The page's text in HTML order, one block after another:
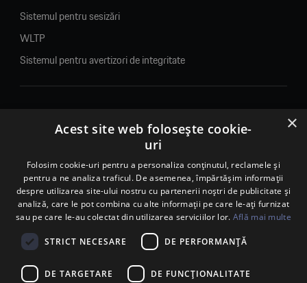
Sistemul pentru sesizări
WLTP
Sistemul pentru avertizori de integritate
© 2026. Porsche Inter Auto Romania. Toate drepturile rezervate.
Porsche Inter Auto Romania SRL
RO22188461 J2007002067233
B-dul Pipera, nr. 2, Sala 1, Etaj 2, Voluntari, jud.Ilfov - sediu
social
B-dul Pipera, nr. 1/X, Centrul Porsche București – PCB,
Voluntari, jud. Ilfov – punct de lucru
Calea Lugojului, nr. 136, loc. Ghiroda, jud. Timiș – punct de
×
Acest site web folosește cookie-
uri
Folosim cookie-uri pentru a personaliza conținutul, reclamele și
pentru a ne analiza traficul. De asemenea, împărtășim informații
despre utilizarea site-ului nostru cu partenerii noștri de publicitate și
analiză, care le pot combina cu alte informații pe care le-ați furnizat
sau pe care le-au colectat din utilizarea serviciilor lor. Află mai multe
STRICT NECESARE DE PERFORMANȚĂ
DE TARGETARE DE FUNCŢIONALITATE